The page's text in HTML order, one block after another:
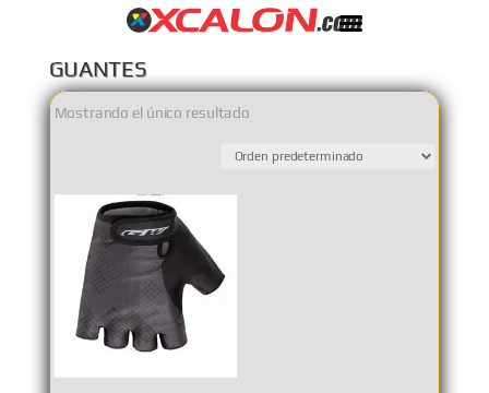
GUANTES
Mostrando el único resultado